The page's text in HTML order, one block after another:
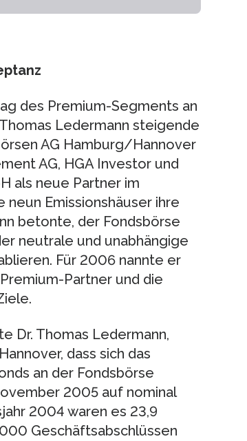
des Premium-Segments an
Ledermann steigende
AG Hamburg/Hannover
AG, HGA Investor und
als neue Partner im
Emissionshäuser ihre
betonte, der Fondsbörse
neutrale und unabhängige
Für 2006 nannte er
Partner und die
Dr. Thomas Ledermann,
dass sich das
an der Fondsbörse
2005 auf nominal
2004 waren es 23,9
Geschäftsabschlüssen